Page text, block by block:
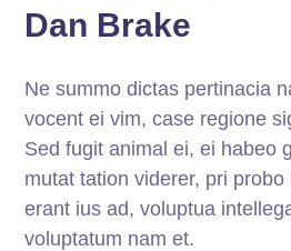
Dan Brake
Ne summo dictas pertinacia
vocent ei vim, case regione
Sed fugit animal ei, ei habeo
mutat tation viderer, pri
erant ius ad, voluptua
voluptatum nam et.